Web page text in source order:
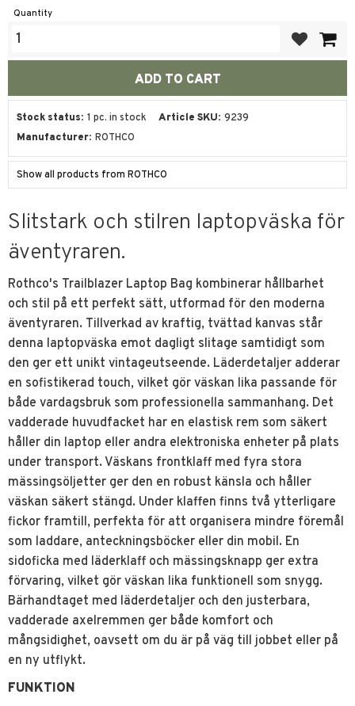
Quantity
Stock status 1 pc. in stock Article SKU 9239
Manufacturer ROTHCO
Show all products from ROTHCO
Slitstark och stilren laptopväska för
äventyraren.
Rothco's Trailblazer Laptop Bag kombinerar hållbarhet
och stil på ett perfekt sätt, utformad för den moderna
äventyraren. Tillverkad av kraftig, tvättad kanvas står
denna laptopväska emot dagligt slitage samtidigt som
den ger ett unikt vintageutseende. Läderdetaljer adderar
en sofistikerad touch, vilket gör väskan lika passande för
både vardagsbruk som professionella sammanhang. Det
vadderade huvudfacket har en elastisk rem som säkert
håller din laptop eller andra elektroniska enheter på plats
under transport. Väskans frontklaff med fyra stora
mässingsöljetter ger den en robust känsla och håller
väskan säkert stängd. Under klaffen finns två ytterligare
fickor framtill, perfekta för att organisera mindre föremål
som laddare, anteckningsböcker eller din mobil. En
sidoficka med läderklaff och mässingsknapp ger extra
förvaring, vilket gör väskan lika funktionell som snygg.
Bärhandtaget med läderdetaljer och den justerbara,
vadderade axelremmen ger både komfort och
mångsidighet, oavsett om du är på väg till jobbet eller på
en ny utflykt.
FUNKTION